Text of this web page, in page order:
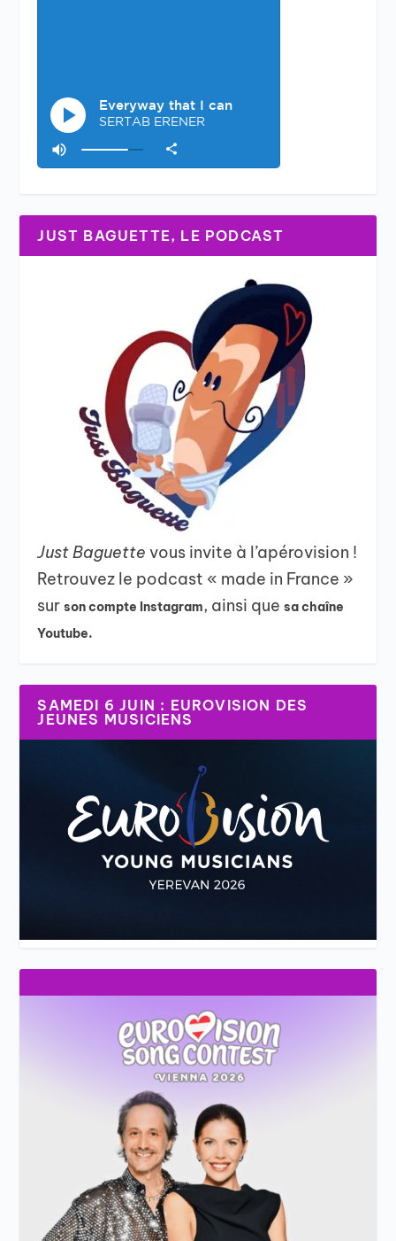
JUST BAGUETTE, LE PODCAST
Just Baguettevous invite à l’apérovision !
Retrouvez le podcast « made in France »
surson compte Instagram, ainsi quesa chaîne
Youtube.
SAMEDI 6 JUIN : EUROVISION DES
JEUNES MUSICIENS